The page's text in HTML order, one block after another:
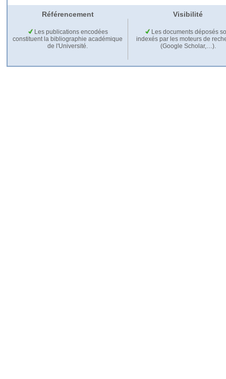
Référencement Visibilité
Les publications encodées
constituent la bibliographie académique
de l'Université.
Les documents déposés
indexés par les moteurs de
(Google Scholar,…).